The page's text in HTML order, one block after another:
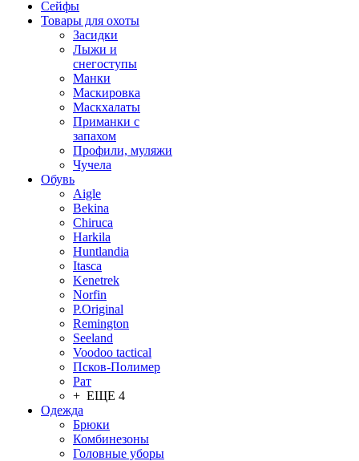
Сейфы
Товары для охоты
Засидки
Лыжи и
снегоступы
Манки
Маскировка
Маскхалаты
Приманки с
запахом
Профили, муляжи
Чучела
Обувь
Aigle
Bekina
Chiruсa
Harkila
Huntlandia
Itasca
Kenetrek
Norfin
P.Original
Remington
Seeland
Voodoo tactical
Псков-Полимер
Рат
+ ЕЩЕ 4
Одежда
Брюки
Комбинезоны
Головные уборы